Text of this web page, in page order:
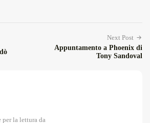
Next Post
Appuntamento a Phoenix di
Tony Sandoval
per la lettura da